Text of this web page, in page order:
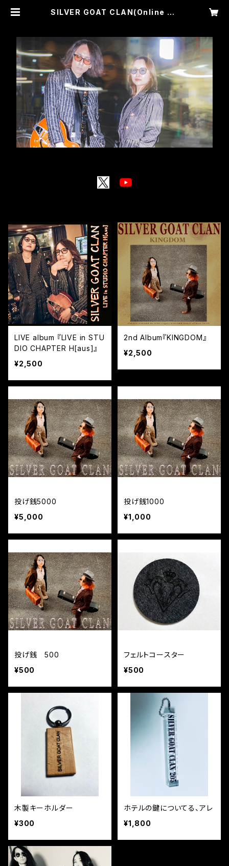
SILVER GOAT CLAN(Online sh
LIVE album 『LIVE in STU
DIO CHAPTER H[aus]』
¥2,500
2nd Album『KINGDOM』
¥2,500
投げ銭5000
¥5,000
投げ銭1000
¥1,000
投げ銭 500
¥500
フェルトコースター
¥500
木製キーホルダー
¥300
ホテルの鍵についてる、アレ
¥1,800